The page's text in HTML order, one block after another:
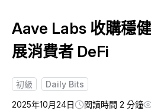
Aave Labs 收購穩
展消費者 DeFi
初級
Daily Bits
2025年10月24日
閱讀時間 2 分鐘